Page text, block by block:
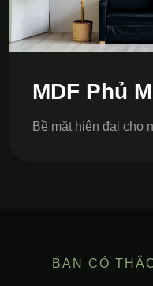
MDF Phủ
Bề mặt hiện đại cho
BẠN CÓ